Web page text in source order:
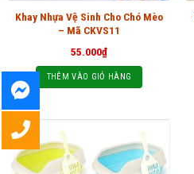
Khay Nhựa Vệ Sinh Cho Chó Mèo
– Mã CKVS11
55.000₫
THÊM VÀO GIỎ HÀNG